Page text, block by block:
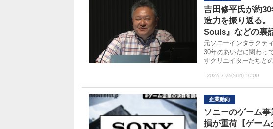
2026.7.26(Sun) 10:00
吉田修平氏が約
造力を振り返る
Souls』などの裏
元ソニーインタラクテ
30年のあいだに関わっ
すクリエイターたちと
企業動向
ソニーのゲーム
損が重荷【ゲーム